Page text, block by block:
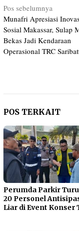
Navigasi
pos
Pos sebelumnya
Munafri Apresiasi
Sosial Makassar, Sulap
Bekas Jadi Kendaraan
Operasional TRC
POS TERKAIT
Perumda Parkir
20 Personel
Liar di Event Konser